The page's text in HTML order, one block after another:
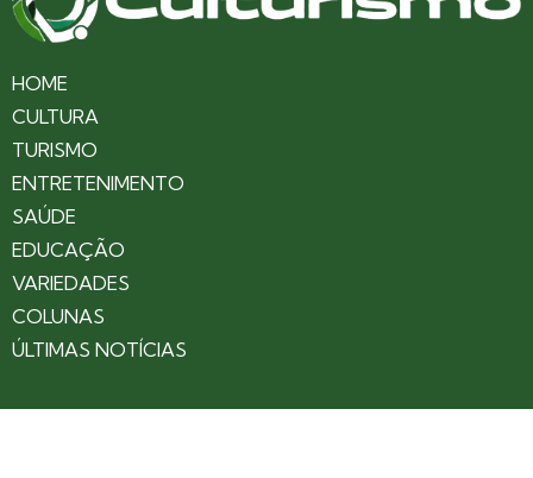
HOME
CULTURA
TURISMO
ENTRETENIMENTO
SAÚDE
EDUCAÇÃO
VARIEDADES
COLUNAS
ÚLTIMAS NOTÍCIAS